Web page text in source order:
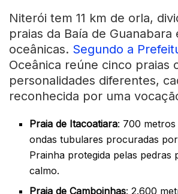
Niterói tem 11 km de orla,
praias da Baía de Guanabara
oceânicas. Segundo a
Oceânica reúne cinco praias
personalidades diferentes,
reconhecida por uma
Praia de Itacoatiara: 700
ondas tubulares procuradas
Prainha protegida pelas pedras
calmo.
Praia de Camboinhas: 2.600